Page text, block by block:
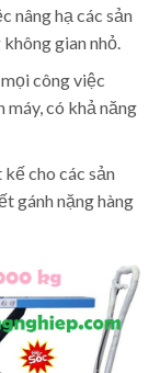
nâng hạ các sản
gian nhỏ.
công việc
có khả năng
cho các sản
gánh nặng hàng